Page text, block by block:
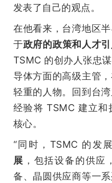
发表了自己的观点。
在他看来，台湾地区
于政府的政策和人才
TSMC 的创办人张忠
导体方面的高级主管
轻重的人物。回到台
经验将 TSMC 建立和
核心。
“同时，TSMC 的发
展 ，包括设备的供应
备、晶圆供应商等一